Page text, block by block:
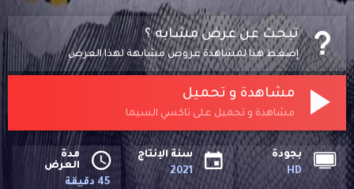
تبحث عن عرض مشابه ؟
إضغط هنا لمشاهدة عروض مشابهة لهذا العرض
مشاهدة و تحميل
مشاهدة و تحميل على تاكسي السيما
بجودة
HD
سنة الإنتاج
2021
مدة
العرض
45 دقيقة